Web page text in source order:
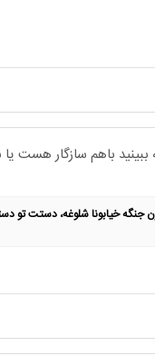
باهم سازگار هست یا
خیابونا شلوغه، دستت تو
با چشمان گریان می خندم.